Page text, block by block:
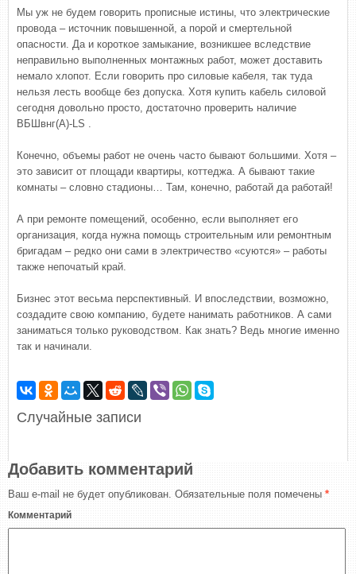
Мы уж не будем говорить прописные истины, что электрические
провода – источник повышенной, а порой и смертельной
опасности. Да и короткое замыкание, возникшее вследствие
неправильно выполненных монтажных работ, может доставить
немало хлопот. Если говорить про силовые кабеля, так туда
нельзя лесть вообще без допуска. Хотя купить кабель силовой
сегодня довольно просто, достаточно проверить наличие
ВБШвнг(A)-LS .
Конечно, объемы работ не очень часто бывают большими. Хотя –
это зависит от площади квартиры, коттеджа. А бывают такие
комнаты – словно стадионы… Там, конечно, работай да работай!
А при ремонте помещений, особенно, если выполняет его
организация, когда нужна помощь строительным или ремонтным
бригадам – редко они сами в электричество «суются» – работы
также непочатый край.
Бизнес этот весьма перспективный. И впоследствии, возможно,
создадите свою компанию, будете нанимать работников. А сами
заниматься только руководством. Как знать? Ведь многие именно
так и начинали.
Случайные записи
Добавить комментарий
Ваш e-mail не будет опубликован. Обязательные поля помечены *
Комментарий